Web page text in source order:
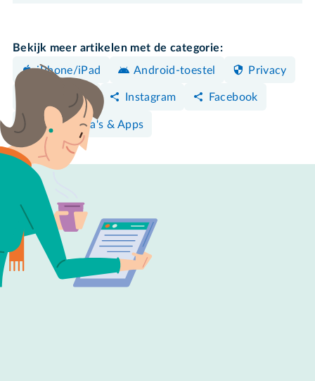
Bekijk meer artikelen met de categorie:
iPhone/iPad
Android-toestel Privacy
WhatsApp Instagram Facebook
Programma's & Apps